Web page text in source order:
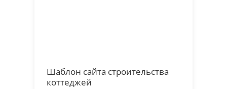
Шаблон сайта строительства
коттеджей